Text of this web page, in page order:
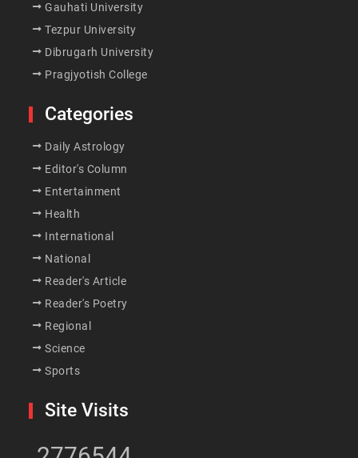
Gauhati University
Tezpur University
Dibrugarh University
Pragjyotish College
Categories
Daily Astrology
Editor's Column
Entertainment
Health
International
National
Reader's Article
Reader's Poetry
Regional
Science
Sports
Site Visits